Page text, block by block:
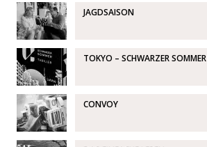
JAGDSAISON
TOKYO – SCHWARZER SOMMER
CONVOY